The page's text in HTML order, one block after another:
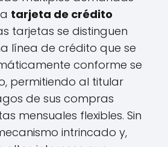
tarjeta de crédito
tarjetas se distinguen
línea de crédito que se
conforme se
permitiendo al titular
de sus compras
mensuales flexibles. Sin
intrincado y,